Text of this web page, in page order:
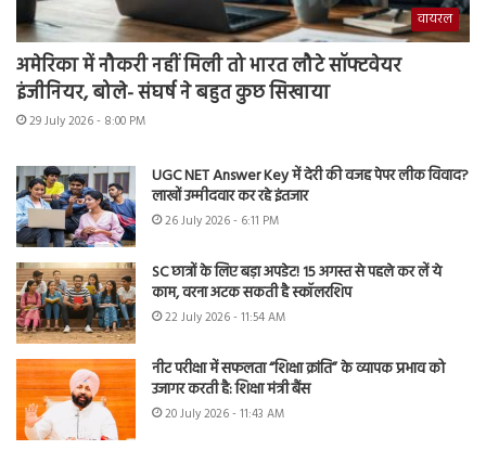
वायरल
अमेरिका में नौकरी नहीं मिली तो भारत लौटे सॉफ्टवेयर
इंजीनियर, बोले- संघर्ष ने बहुत कुछ सिखाया
29 July 2026 - 8:00 PM
UGC NET Answer Key में देरी की वजह पेपर लीक विवाद?
लाखों उम्मीदवार कर रहे इंतजार
26 July 2026 - 6:11 PM
SC छात्रों के लिए बड़ा अपडेट! 15 अगस्त से पहले कर लें ये
काम, वरना अटक सकती है स्कॉलरशिप
22 July 2026 - 11:54 AM
नीट परीक्षा में सफलता “शिक्षा क्रांति” के व्यापक प्रभाव को
उजागर करती है: शिक्षा मंत्री बैंस
20 July 2026 - 11:43 AM